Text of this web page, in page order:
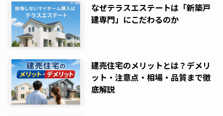
なぜテラスエステートは「新築戸
建専門」にこだわるのか
建売住宅のメリットとは？デメリ
ット・注意点・相場・品質まで徹
底解説